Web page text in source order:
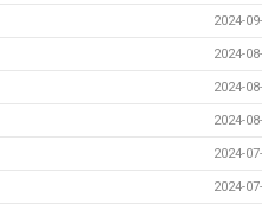
2024-
2024-
2024-
2024-
2024-
2024-